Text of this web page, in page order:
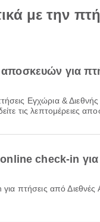
με την
για
τις λεπτομέρειες
online check-in